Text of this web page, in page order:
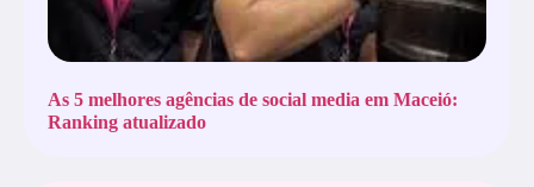
As 5 melhores agências de social media em Maceió:
Ranking atualizado